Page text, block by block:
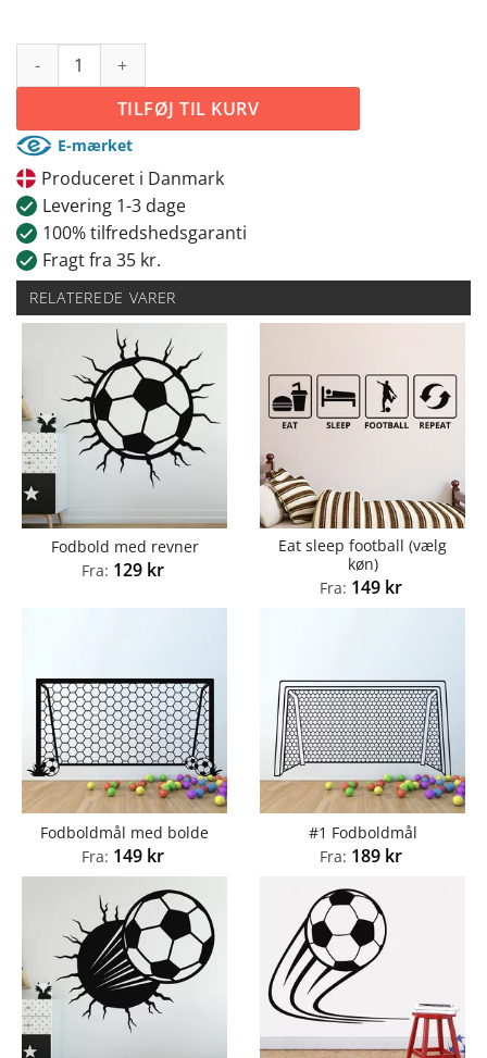
Fodbold antal
TILFØJ TIL KURV
E-mærket
Produceret i Danmark
Levering 1-3 dage
100% tilfredshedsgaranti
Fragt fra 35 kr.
RELATEREDE VARER
Fodbold med revner
Fra: 129 kr
Eat sleep football (vælg
køn)
Fra: 149 kr
Fodboldmål med bolde
Fra: 149 kr
#1 Fodboldmål
Fra: 189 kr